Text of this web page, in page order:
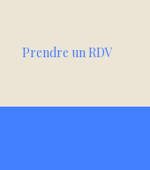
Prendre un RDV